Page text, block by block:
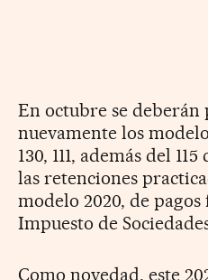
En octubre se deberán
nuevamente los
130, 111, además del
las retenciones
modelo 2020, de
Impuesto de
Como novedad, este